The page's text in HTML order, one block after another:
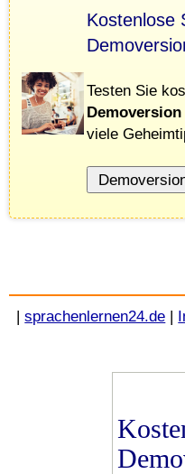
Kostenlose
Testen Sie
Demoversion
viele
|sprachenlernen24.de |